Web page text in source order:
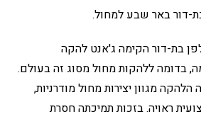
דור באר שבע למחול.
בת-דור הקימה ג'אנט להקה
בדומה ללהקות מחול מסוג זה בעולם.
מגוון יצירות מחול מודרניות,
ראויה. בזכות תמיכתה חסרת